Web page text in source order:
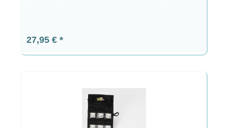
Prezzo normale:
27,95 €